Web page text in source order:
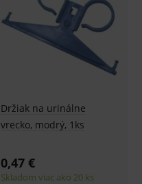
Držiak na urinálne
vrecko, modrý, 1ks
0,47 €
Skladom viac ako 20 ks